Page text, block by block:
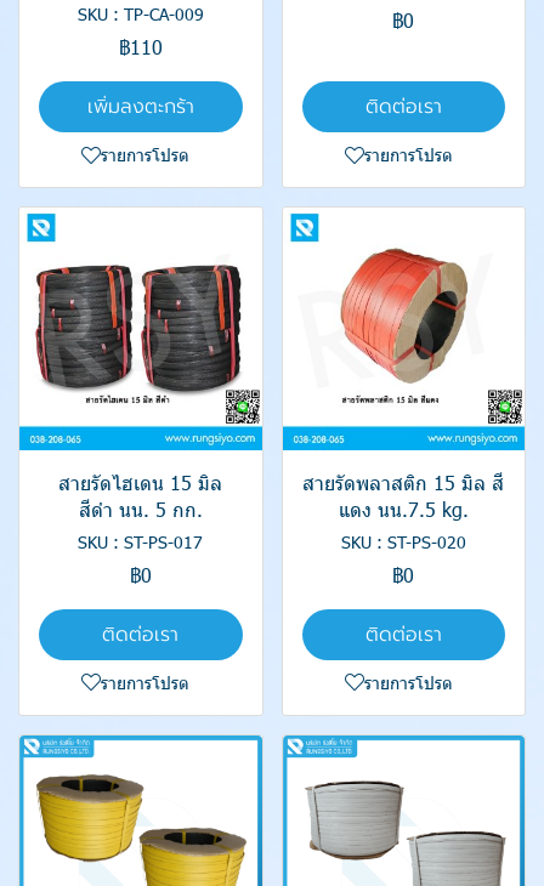
SKU : TP-CA-009
฿110
เพิ่มลงตะกร้า
รายการโปรด
฿0
ติดต่อเรา
รายการโปรด
สายรัดไฮเดน 15 มิล
สีดำ นน. 5 กก.
SKU : ST-PS-017
฿0
ติดต่อเรา
รายการโปรด
สายรัดพลาสติก 15 มิล สี
แดง นน.7.5 kg.
SKU : ST-PS-020
฿0
ติดต่อเรา
รายการโปรด